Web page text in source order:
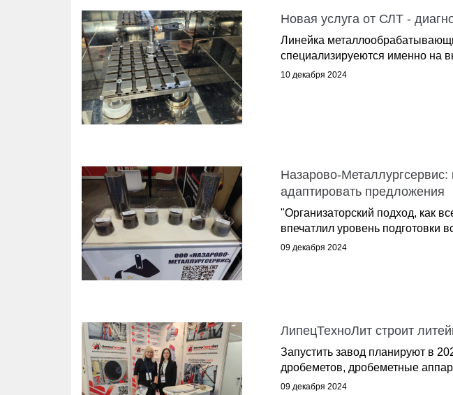
Новая услуга от СЛТ -
Линейка
специализируеются именно на
10 декабря 2024
Назарово-
адаптировать предложения
"Организаторский подход, как
впечатлил уровень подготовки
09 декабря 2024
ЛипецТехноЛит строит
Запустить завод планируют в
дробеметов, дробеметные
09 декабря 2024